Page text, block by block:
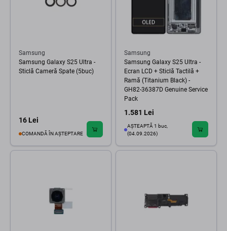
Samsung
Samsung Galaxy S25 Ultra -
Sticlă Cameră Spate (5buc)
16 Lei
COMANDĂ ÎN AȘTEPTARE
Samsung
Samsung Galaxy S25 Ultra -
Ecran LCD + Sticlă Tactilă +
Ramă (Titanium Black) -
GH82-36387D Genuine Service
Pack
1.581 Lei
AȘTEAPTĂ 1 buc,
(04.09.2026)